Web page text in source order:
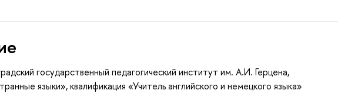
государственный педагогический институт им. А.И. Герцена,
языки», квалификация «Учитель английского и немецкого языка»